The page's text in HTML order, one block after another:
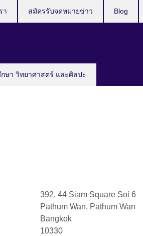
กษา วิทยาศาสตร์ และศิลปะ
า สมัครรับจดหมายข่าว Blog
392, 44 Siam Square Soi 6
Pathum Wan, Pathum Wan
Bangkok
10330